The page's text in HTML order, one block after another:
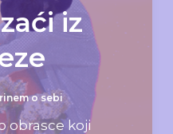
iz
o sebi
obrasce koji